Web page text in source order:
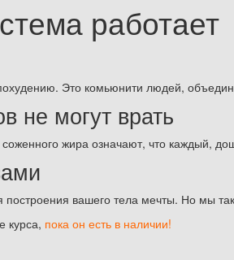
работает
Это комьюнити людей,
не могут врать
жира означают, что каждый,
вашего тела мечты. Но мы
курса, пока он есть в наличии!